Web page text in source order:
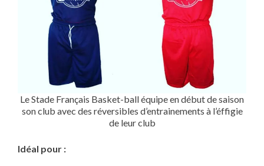
Le Stade Français Basket-ball équipe en début de saison
son club avec des réversibles d’entrainements à l’éffigie
de leur club
Idéal pour :